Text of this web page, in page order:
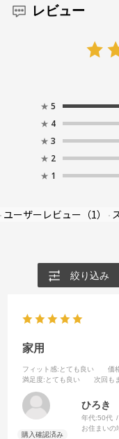
レビュー
★ 5
★ 4
★ 3
★ 2
★ 1
ユーザーレビュー （1）
絞り込み
家用
フィット感:とても良い 価
満足度:とても良い 次回も
ひろき
年代:50代
お住まいの